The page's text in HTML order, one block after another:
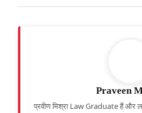
Praveen
प्रवीण मिश्रा Law Graduate हैं और